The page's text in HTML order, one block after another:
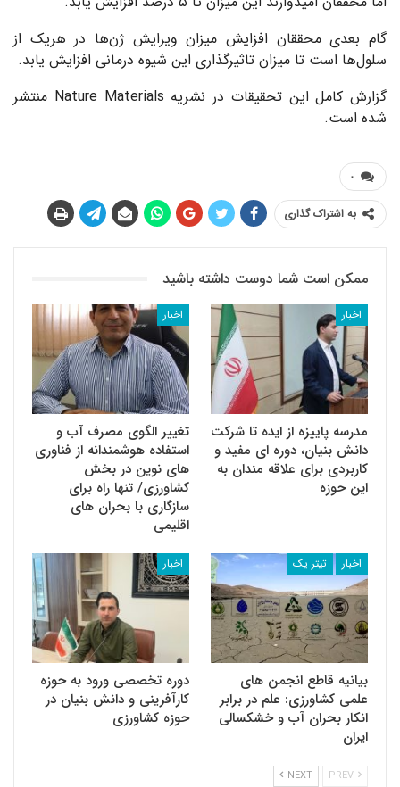
گام بعدی محققان افزایش میزان ویرایش ژن‌ها در هریک از
سلول‌ها است تا میزان تاثیرگذاری این شیوه درمانی افزایش یابد.
گزارش کامل این تحقیقات در نشریه Nature Materials منتشر
شده است.
۰
به اشتراک گذاری
ممکن است شما دوست داشته باشید
اخبار
مدرسه پاییزه از ایده تا شرکت
دانش بنیان، دوره ای مفید و
کاربردی برای علاقه مندان به
این حوزه
اخبار
تغییر الگوی مصرف آب و
استفاده هوشمندانه از فناوری
های نوین در بخش
کشاورزی/ تنها راه برای
سازگاری با بحران های
اقلیمی
اخبار تیتر یک
بیانیه قاطع انجمن های
علمی کشاورزی: علم در برابر
انکار بحران آب و خشکسالی
ایران
اخبار
دوره تخصصی ورود به حوزه
کارآفرینی و دانش بنیان در
حوزه کشاورزی
NEXT